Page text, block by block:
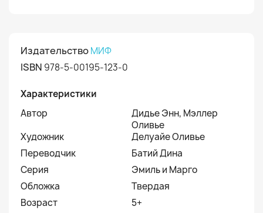
ИздательствоМИФ
ISBN 978-5-00195-123-0
Характеристики
Автор
Дидье Энн, Мэллер
Оливье
Художник
Делуайе Оливье
Переводчик
Батий Дина
Серия
Эмиль и Марго
Обложка
Твердая
Возраст
5+